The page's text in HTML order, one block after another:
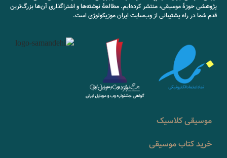
پژوهشی حوزۀ موسیقی، منتشر کرده‌ایم. مطالعۀ نوشته‌ها و اشتراگذاری آن‌ها بزرگ‌ترین
قدم شما در راه پشتیبانی از وب‌سایت ایران موزیکولوژی است.
موسیقی کلاسیک
خرید کتاب موسیقی